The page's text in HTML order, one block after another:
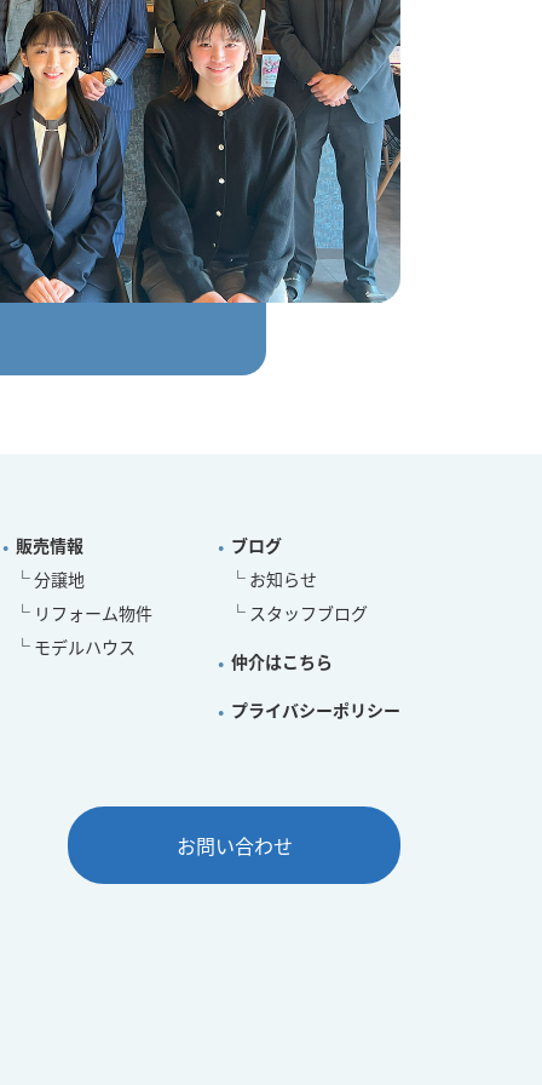
販売情報
分譲地
リフォーム物件
モデルハウス
ブログ
お知らせ
スタッフブログ
仲介はこちら
プライバシーポリシー
お問い合わせ